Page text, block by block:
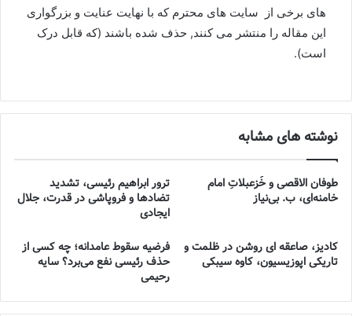
های برخی از سایت های محترم که با نهایت عنایت و بزرگواری
این مقاله را منتشر می کنند, حذف شده باشند (که قابل درک
است).
نوشته های مشابه
طوفان الاقصی و خُزعبلاتِ امام
خامنه‌ای، ب. بی‌نیاز
ترور ابراهیم رئیسی، تشدید
تضادها و فروپاشی در قدرت، جلال
ایجادی
کادیز، صاعقه ای روشن در ظلمت و
تاریکی اپوزیسیون، کاوه سیبکی
فرضیه سقوط عامدانه؛ چه کسی از
حذف رئیسی نفع می‌برد؟ سایه
رحیمی